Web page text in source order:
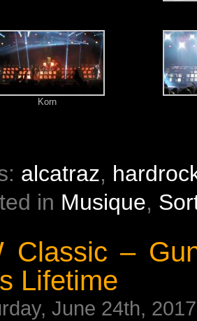
Korn
alcatraz,
in Musique,
Classic –
Lifetime
June 24th, 2017